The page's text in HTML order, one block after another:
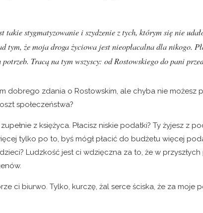
takie stygmatyzowanie i szydzenie z tych, którym się nie
tym, że moja droga życiowa jest nieopłacalna dla nikogo.
Tracą na tym wszyscy: od Rostowskiego do pani
dobrego zdania o Rostowskim, ale chyba nie możesz
społeczeństwa?
z księżyca. Płacisz niskie podatki? Ty żyjesz z
tylko po to, byś mógł płacić do budżetu więcej
Ludzkość jest ci wdzięczna za to, że w
ci biurwo. Tylko, kurczę, żal serce ściska, że za moje